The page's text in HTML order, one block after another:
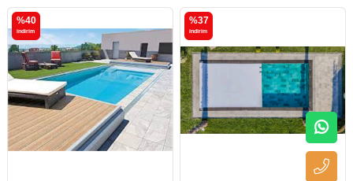
%40
i̇ndirim
%37
i̇ndirim